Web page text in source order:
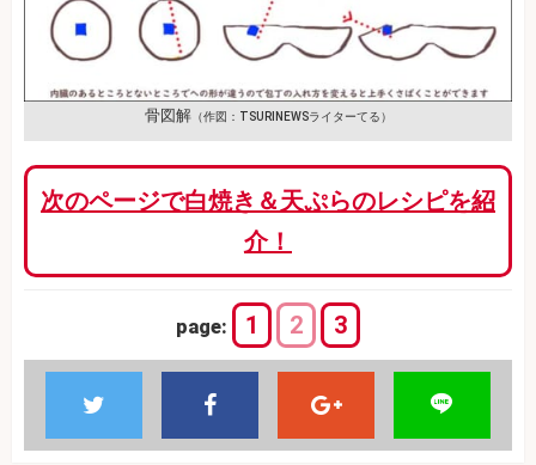
骨図解（作図：TSURINEWSライターてる）
次のページで白焼き＆天ぷらのレシピを紹
介！
page: 1 2 3